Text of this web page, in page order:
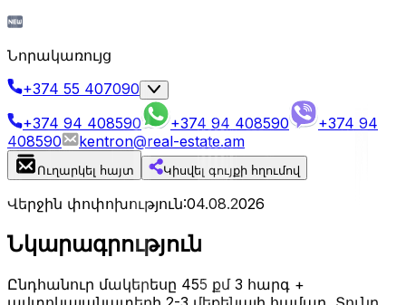
Նորակառույց
+374 55 407090
+374 94 408590
+374 94 408590
+374 94
408590
kentron@real-estate.am
Ուղարկել հայտ Կիսվել գույքի հղումով
Վերջին փոփոխություն:04.08.2026
Նկարագրություն
Ընդհանուր մակերեսը 455 քմ 3 հարգ +